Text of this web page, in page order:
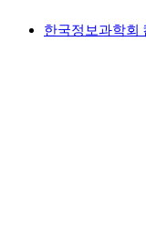
한국정보과학회